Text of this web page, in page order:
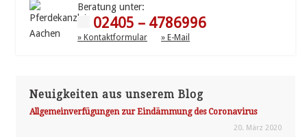
Beratung unter:
02405 – 4786996
» Kontaktformular » E-Mail
Neuigkeiten aus unserem Blog
Allgemeinverfügungen zur Eindämmung des Coronavirus
20. März 2020